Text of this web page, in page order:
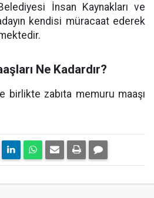
İnsan Kaynakları ve
kendisi müracaat ederek
Ne Kadardır?
birlikte zabıta memuru maaşı